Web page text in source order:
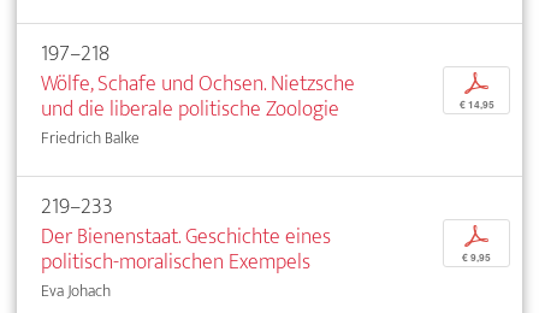
197–218
Wölfe, Schafe und Ochsen. Nietzsche
und die liberale politische Zoologie
Friedrich Balke
p
€ 14,95
219–233
Der Bienenstaat. Geschichte eines
politisch-moralischen Exempels
Eva Johach
p
€ 9,95